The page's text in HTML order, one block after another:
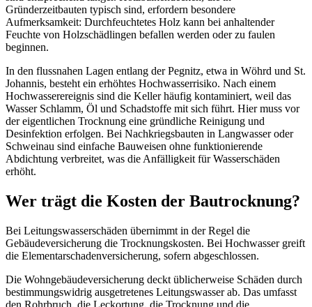
Gründerzeitbauten typisch sind, erfordern besondere
Aufmerksamkeit: Durchfeuchtetes Holz kann bei anhaltender
Feuchte von Holzschädlingen befallen werden oder zu faulen
beginnen.
In den flussnahen Lagen entlang der Pegnitz, etwa in Wöhrd und St.
Johannis, besteht ein erhöhtes Hochwasserrisiko. Nach einem
Hochwasserereignis sind die Keller häufig kontaminiert, weil das
Wasser Schlamm, Öl und Schadstoffe mit sich führt. Hier muss vor
der eigentlichen Trocknung eine gründliche Reinigung und
Desinfektion erfolgen. Bei Nachkriegsbauten in Langwasser oder
Schweinau sind einfache Bauweisen ohne funktionierende
Abdichtung verbreitet, was die Anfälligkeit für Wasserschäden
erhöht.
Wer trägt die Kosten der Bautrocknung?
Bei Leitungswasserschäden übernimmt in der Regel die
Gebäudeversicherung die Trocknungskosten. Bei Hochwasser greift
die Elementarschadenversicherung, sofern abgeschlossen.
Die Wohngebäudeversicherung deckt üblicherweise Schäden durch
bestimmungswidrig ausgetretenes Leitungswasser ab. Das umfasst
den Rohrbruch, die Leckortung, die Trocknung und die